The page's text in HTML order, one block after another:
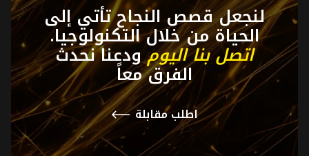
لنجعل قصص النجاح تأتي إلى
الحياة من خلال التكنولوجيا.
اتصل بنا اليومودعنا نحدث
الفرق معاً
اطلب مقابلة